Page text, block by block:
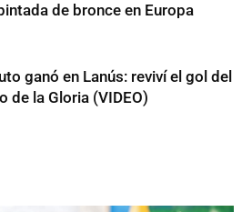
de bronce en Europa
ganó en Lanús: reviví el gol del
de la Gloria (VIDEO)